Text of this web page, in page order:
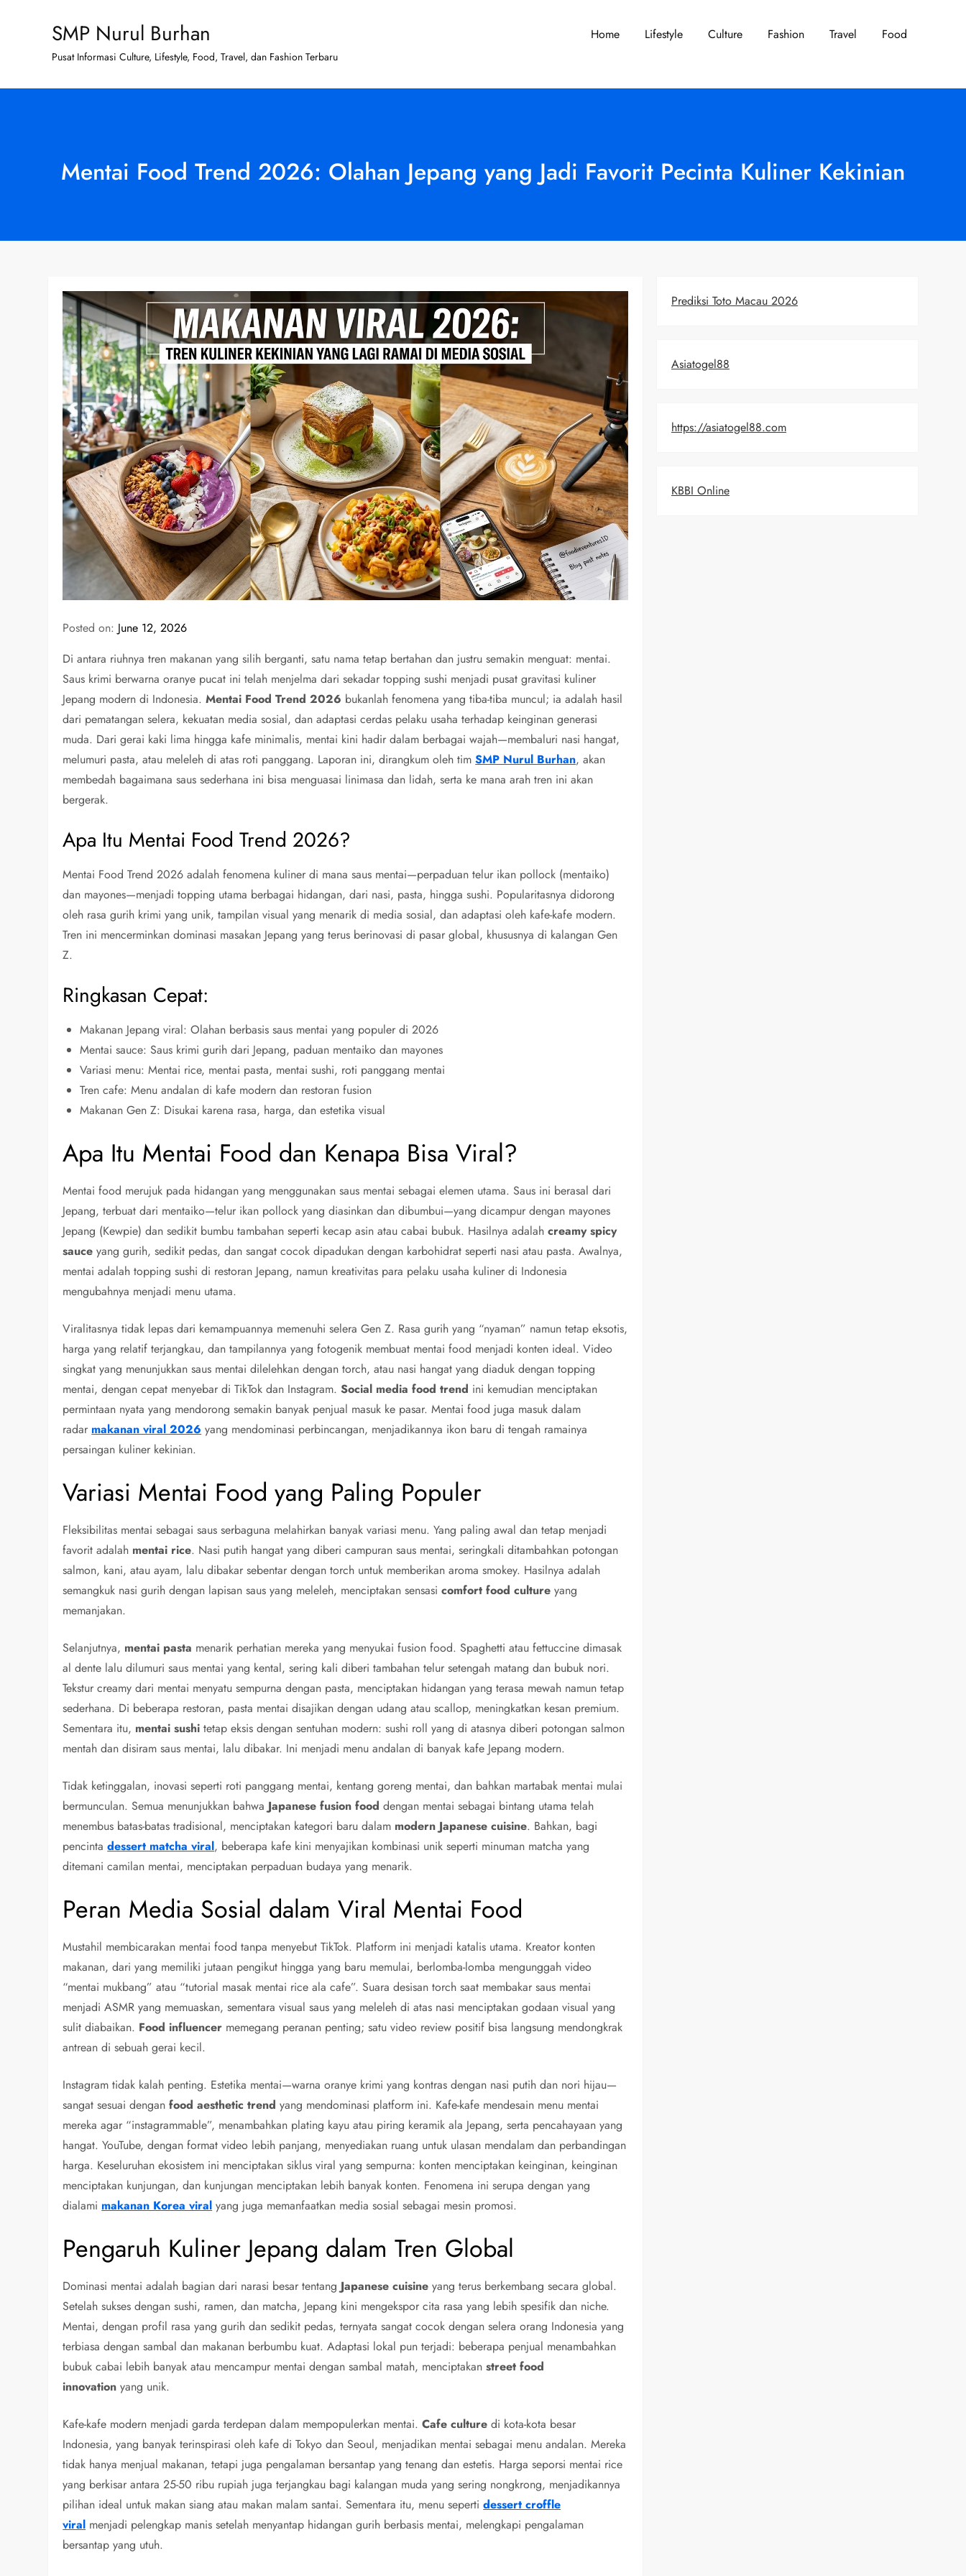
SMP Nurul Burhan
Pusat Informasi Culture, Lifestyle, Food, Travel, dan Fashion Terbaru
Home Lifestyle Culture Fashion Travel Food
Mentai Food Trend 2026: Olahan Jepang yang Jadi Favorit Pecinta Kuliner Kekinian
Posted on: June 12, 2026
Di antara riuhnya tren makanan yang silih berganti, satu nama tetap bertahan dan justru semakin menguat: mentai.
Saus krimi berwarna oranye pucat ini telah menjelma dari sekadar topping sushi menjadi pusat gravitasi kuliner
Jepang modern di Indonesia.Mentai Food Trend 2026 bukanlah fenomena yang tiba-tiba muncul; ia adalah hasil
dari pematangan selera, kekuatan media sosial, dan adaptasi cerdas pelaku usaha terhadap keinginan generasi
muda. Dari gerai kaki lima hingga kafe minimalis, mentai kini hadir dalam berbagai wajah—membaluri nasi hangat,
melumuri pasta, atau meleleh di atas roti panggang. Laporan ini, dirangkum oleh timSMP Nurul Burhan, akan
membedah bagaimana saus sederhana ini bisa menguasai linimasa dan lidah, serta ke mana arah tren ini akan
bergerak.
Apa Itu Mentai Food Trend 2026?
Mentai Food Trend 2026 adalah fenomena kuliner di mana saus mentai—perpaduan telur ikan pollock (mentaiko)
dan mayones—menjadi topping utama berbagai hidangan, dari nasi, pasta, hingga sushi. Popularitasnya didorong
oleh rasa gurih krimi yang unik, tampilan visual yang menarik di media sosial, dan adaptasi oleh kafe-kafe modern.
Tren ini mencerminkan dominasi masakan Jepang yang terus berinovasi di pasar global, khususnya di kalangan Gen
Z.
Ringkasan Cepat:
Makanan Jepang viral: Olahan berbasis saus mentai yang populer di 2026
Mentai sauce: Saus krimi gurih dari Jepang, paduan mentaiko dan mayones
Variasi menu: Mentai rice, mentai pasta, mentai sushi, roti panggang mentai
Tren cafe: Menu andalan di kafe modern dan restoran fusion
Makanan Gen Z: Disukai karena rasa, harga, dan estetika visual
Apa Itu Mentai Food dan Kenapa Bisa Viral?
Mentai food merujuk pada hidangan yang menggunakan saus mentai sebagai elemen utama. Saus ini berasal dari
Jepang, terbuat dari mentaiko—telur ikan pollock yang diasinkan dan dibumbui—yang dicampur dengan mayones
Jepang (Kewpie) dan sedikit bumbu tambahan seperti kecap asin atau cabai bubuk. Hasilnya adalahcreamy spicy
sauce yang gurih, sedikit pedas, dan sangat cocok dipadukan dengan karbohidrat seperti nasi atau pasta. Awalnya,
mentai adalah topping sushi di restoran Jepang, namun kreativitas para pelaku usaha kuliner di Indonesia
mengubahnya menjadi menu utama.
Viralitasnya tidak lepas dari kemampuannya memenuhi selera Gen Z. Rasa gurih yang “nyaman” namun tetap eksotis,
harga yang relatif terjangkau, dan tampilannya yang fotogenik membuat mentai food menjadi konten ideal. Video
singkat yang menunjukkan saus mentai dilelehkan dengan torch, atau nasi hangat yang diaduk dengan topping
mentai, dengan cepat menyebar di TikTok dan Instagram.Social media food trend ini kemudian menciptakan
permintaan nyata yang mendorong semakin banyak penjual masuk ke pasar. Mentai food juga masuk dalam
radar makanan viral 2026 yang mendominasi perbincangan, menjadikannya ikon baru di tengah ramainya
persaingan kuliner kekinian.
Variasi Mentai Food yang Paling Populer
Fleksibilitas mentai sebagai saus serbaguna melahirkan banyak variasi menu. Yang paling awal dan tetap menjadi
favorit adalah mentai rice. Nasi putih hangat yang diberi campuran saus mentai, seringkali ditambahkan potongan
salmon, kani, atau ayam, lalu dibakar sebentar dengan torch untuk memberikan aroma smokey. Hasilnya adalah
semangkuk nasi gurih dengan lapisan saus yang meleleh, menciptakan sensasicomfort food culture yang
memanjakan.
Selanjutnya, mentai pasta menarik perhatian mereka yang menyukai fusion food. Spaghetti atau fettuccine dimasak
al dente lalu dilumuri saus mentai yang kental, sering kali diberi tambahan telur setengah matang dan bubuk nori.
Tekstur creamy dari mentai menyatu sempurna dengan pasta, menciptakan hidangan yang terasa mewah namun tetap
sederhana. Di beberapa restoran, pasta mentai disajikan dengan udang atau scallop, meningkatkan kesan premium.
Sementara itu, mentai sushi tetap eksis dengan sentuhan modern: sushi roll yang di atasnya diberi potongan salmon
mentah dan disiram saus mentai, lalu dibakar. Ini menjadi menu andalan di banyak kafe Jepang modern.
Tidak ketinggalan, inovasi seperti roti panggang mentai, kentang goreng mentai, dan bahkan martabak mentai mulai
bermunculan. Semua menunjukkan bahwa Japanese fusion food dengan mentai sebagai bintang utama telah
menembus batas-batas tradisional, menciptakan kategori baru dalam modern Japanese cuisine. Bahkan, bagi
pencintadessert matcha viral, beberapa kafe kini menyajikan kombinasi unik seperti minuman matcha yang
ditemani camilan mentai, menciptakan perpaduan budaya yang menarik.
Peran Media Sosial dalam Viral Mentai Food
Mustahil membicarakan mentai food tanpa menyebut TikTok. Platform ini menjadi katalis utama. Kreator konten
makanan, dari yang memiliki jutaan pengikut hingga yang baru memulai, berlomba-lomba mengunggah video
“mentai mukbang” atau “tutorial masak mentai rice ala cafe”. Suara desisan torch saat membakar saus mentai
menjadi ASMR yang memuaskan, sementara visual saus yang meleleh di atas nasi menciptakan godaan visual yang
sulit diabaikan. Food influencer memegang peranan penting; satu video review positif bisa langsung mendongkrak
antrean di sebuah gerai kecil.
Instagram tidak kalah penting. Estetika mentai—warna oranye krimi yang kontras dengan nasi putih dan nori hijau—
sangat sesuai denganfood aesthetic trend yang mendominasi platform ini. Kafe-kafe mendesain menu mentai
mereka agar “instagrammable”, menambahkan plating kayu atau piring keramik ala Jepang, serta pencahayaan yang
hangat. YouTube, dengan format video lebih panjang, menyediakan ruang untuk ulasan mendalam dan perbandingan
harga. Keseluruhan ekosistem ini menciptakan siklus viral yang sempurna: konten menciptakan keinginan, keinginan
menciptakan kunjungan, dan kunjungan menciptakan lebih banyak konten. Fenomena ini serupa dengan yang
dialami makanan Korea viral yang juga memanfaatkan media sosial sebagai mesin promosi.
Pengaruh Kuliner Jepang dalam Tren Global
Dominasi mentai adalah bagian dari narasi besar tentang Japanese cuisine yang terus berkembang secara global.
Setelah sukses dengan sushi, ramen, dan matcha, Jepang kini mengekspor cita rasa yang lebih spesifik dan niche.
Mentai, dengan profil rasa yang gurih dan sedikit pedas, ternyata sangat cocok dengan selera orang Indonesia yang
terbiasa dengan sambal dan makanan berbumbu kuat. Adaptasi lokal pun terjadi: beberapa penjual menambahkan
bubuk cabai lebih banyak atau mencampur mentai dengan sambal matah, menciptakanstreet food
innovation yang unik.
Kafe-kafe modern menjadi garda terdepan dalam mempopulerkan mentai.Cafe culture di kota-kota besar
Indonesia, yang banyak terinspirasi oleh kafe di Tokyo dan Seoul, menjadikan mentai sebagai menu andalan. Mereka
tidak hanya menjual makanan, tetapi juga pengalaman bersantap yang tenang dan estetis. Harga seporsi mentai rice
yang berkisar antara 25-50 ribu rupiah juga terjangkau bagi kalangan muda yang sering nongkrong, menjadikannya
pilihan ideal untuk makan siang atau makan malam santai. Sementara itu, menu sepertidessert croffle
viral menjadi pelengkap manis setelah menyantap hidangan gurih berbasis mentai, melengkapi pengalaman
bersantap yang utuh.
Prediksi Toto Macau 2026
Asiatogel88
https://asiatogel88.com
KBBI Online